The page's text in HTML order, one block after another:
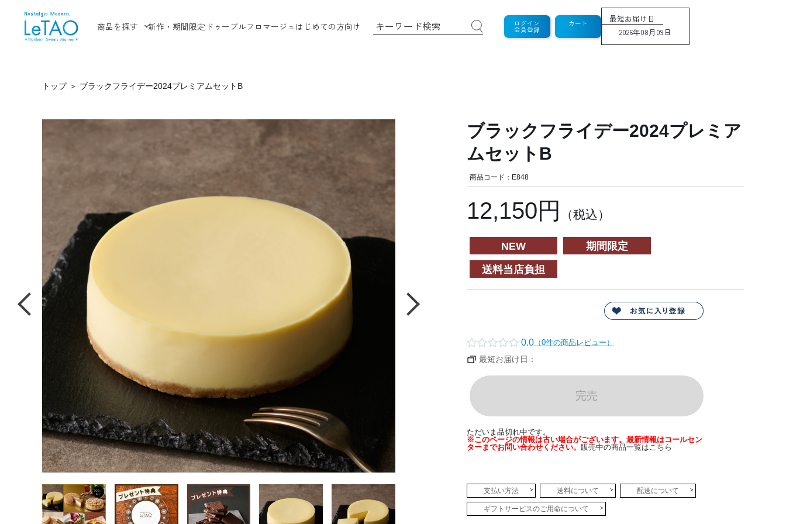
商品を探す 新作・期間限定 ドゥーブルフロマージュ はじめての方向け ログイン
会員登録
カート
最短お届け日
2026年08月09日
トップ ＞ ブラックフライデー2024プレミアムセットB
ブラックフライデー2024プレミア
ムセットB
商品コード：E848
12,150円 （税込）
NEW
期間限定
送料当店負担
0.0 （0件の商品レビュー）
最短お届け日：
完売
ただいま品切れ中です。
※このページの情報は古い場合がございます。最新情報はコールセン
ターまでお問い合わせください。 販売中の商品一覧はこちら
支払い方法 送料について 配送について
ギフトサービスのご用命について